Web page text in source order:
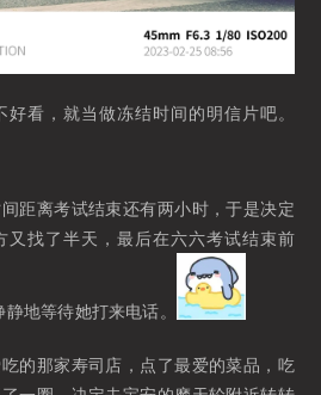
看，就当做冻结时间的明信片吧。
距离考试结束还有两小时，于是决定
又找了半天，最后在六六考试结束前
地等待她打来电话。
的那家寿司店，点了最爱的菜品，吃